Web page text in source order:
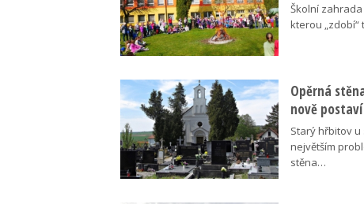
Školní
kterou
Opěrná
nově
Starý hřbitov
největším
stěna…